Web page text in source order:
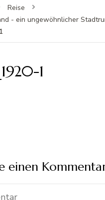
Reise
- ein ungewöhnlicher
1
einen